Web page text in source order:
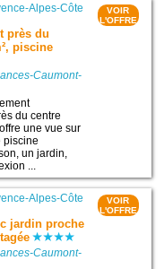
Alpes-Côte
près du
piscine
Caumont-
du centre
une vue sur
piscine
un jardin,
...
VOIR
L'OFFRE
Alpes-Côte
jardin proche
Caumont-
VOIR
L'OFFRE